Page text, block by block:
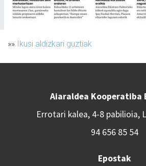
»» Ikusi aldizkari guztiak
Aiaraldea Kooperatiba
Errotari kalea, 4-8 pabilioia,
94 656 85 54
Epostak